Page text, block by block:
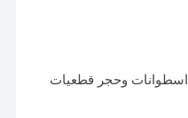
اسطوانات وحجر قطعيات